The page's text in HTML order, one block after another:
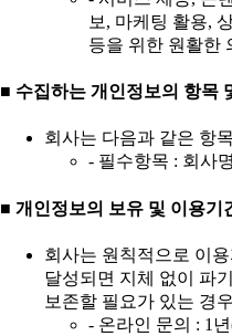
보, 마케팅 활용,
등을 위한 원활한
■ 수집하는 개인정보의 항목
회사는 다음과 같은 항
- 필수항목 : 회사
■ 개인정보의 보유 및 이용기
회사는 원칙적으로 이
달성되면 지체 없이 파
보존할 필요가 있는 경
- 온라인 문의 : 1